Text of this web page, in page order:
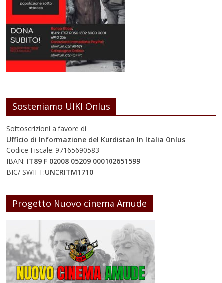
Sosteniamo UIKI Onlus
Sottoscrizioni a favore di
Ufficio di Informazione del Kurdistan In Italia Onlus
Codice Fiscale: 97165690583
IBAN: IT89 F 02008 05209 000102651599
BIC/ SWIFT:UNCRITM1710
Progetto Nuovo cinema Amude